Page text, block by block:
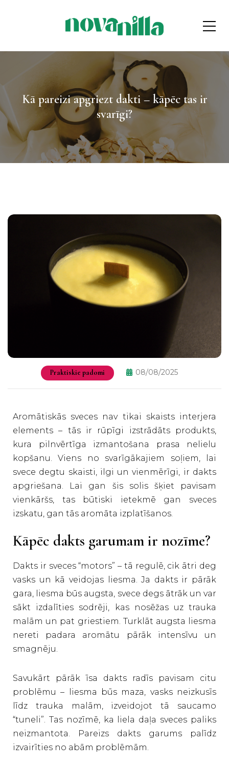
Kā pareizi apgriezt dakti – kāpēc tas ir
svarīgi?
Praktiskie padomi 08/08/2025
Aromātiskās sveces nav tikai skaists interjera
elements – tās ir rūpīgi izstrādāts produkts,
kura pilnvērtīga izmantošana prasa nelielu
kopšanu. Viens no svarīgākajiem soļiem, lai
svece degtu skaisti, ilgi un vienmērīgi, ir dakts
apgriešana. Lai gan šis solis šķiet pavisam
vienkāršs, tas būtiski ietekmē gan sveces
izskatu, gan tās aromāta izplatīšanos.
Kāpēc dakts garumam ir nozīme?
Dakts ir sveces “motors” – tā regulē, cik ātri deg
vasks un kā veidojas liesma. Ja dakts ir pārāk
gara, liesma būs augsta, svece degs ātrāk un var
sākt izdalīties sodrēji, kas nosēžas uz trauka
malām un pat griestiem. Turklāt augsta liesma
nereti padara aromātu pārāk intensīvu un
smagnēju.
Savukārt pārāk īsa dakts radīs pavisam citu
problēmu – liesma būs maza, vasks neizkusīs
līdz trauka malām, izveidojot tā saucamo
“tuneli”. Tas nozīmē, ka liela daļa sveces paliks
neizmantota. Pareizs dakts garums palīdz
izvairīties no abām problēmām.